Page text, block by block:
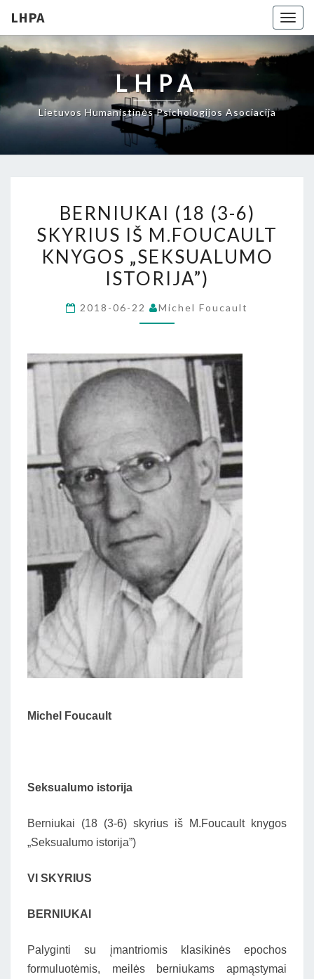
LHPA
LHPA
Lietuvos Humanistinės Psichologijos Asociacija
(18
(3-
6)
SKYRIUS
M.FOUCAULT
ISTORIJA”)
BERNIUKAI (18 (3-6)
SKYRIUS IŠ M.FOUCAULT
KNYGOS „SEKSUALUMO
ISTORIJA”)
2018-06-22 Michel Foucault
Michel Foucault
Seksualumo istorija
Berniukai (18 (3-6) skyrius iš M.Foucault knygos
„Seksualumo istorija”)
VI SKYRIUS
BERNIUKAI
Palyginti su įmantriomis klasikinės epochos
formuluotėmis, meilės berniukams apmąstymai